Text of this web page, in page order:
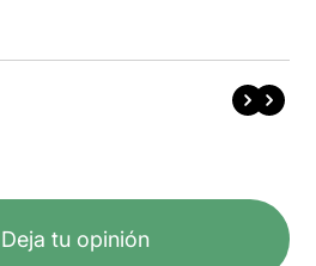
Deja tu opinión